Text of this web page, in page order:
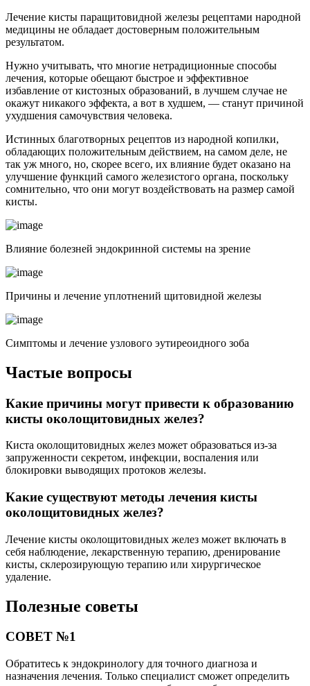
Лечение кисты паращитовидной железы рецептами народной
медицины не обладает достоверным положительным
результатом.
Нужно учитывать, что многие нетрадиционные способы
лечения, которые обещают быстрое и эффективное
избавление от кистозных образований, в лучшем случае не
окажут никакого эффекта, а вот в худшем, — станут причиной
ухудшения самочувствия человека.
Истинных благотворных рецептов из народной копилки,
обладающих положительным действием, на самом деле, не
так уж много, но, скорее всего, их влияние будет оказано на
улучшение функций самого железистого органа, поскольку
сомнительно, что они могут воздействовать на размер самой
кисты.
Влияние болезней эндокринной системы на зрение
Причины и лечение уплотнений щитовидной железы
Симптомы и лечение узлового эутиреоидного зоба
Частые вопросы
Какие причины могут привести к образованию
кисты околощитовидных желез?
Киста околощитовидных желез может образоваться из-за
запруженности секретом, инфекции, воспаления или
блокировки выводящих протоков железы.
Какие существуют методы лечения кисты
околощитовидных желез?
Лечение кисты околощитовидных желез может включать в
себя наблюдение, лекарственную терапию, дренирование
кисты, склерозирующую терапию или хирургическое
удаление.
Полезные советы
СОВЕТ №1
Обратитесь к эндокринологу для точного диагноза и
назначения лечения. Только специалист сможет определить